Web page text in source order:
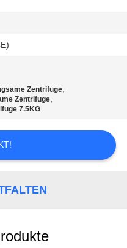
Zentrifuge,
Zentrifuge,
7.5KG